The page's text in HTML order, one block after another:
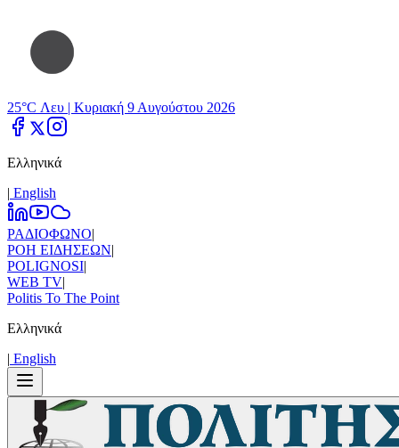
25°C Λευ | Κυριακή 9 Αυγούστου 2026
Ελληνικά
| Εnglish
ΡΑΔΙΟΦΩΝΟ|
ΡΟΗ ΕΙΔΗΣΕΩΝ|
POLIGNOSI|
WEB TV|
Politis To The Point
Ελληνικά
| Εnglish